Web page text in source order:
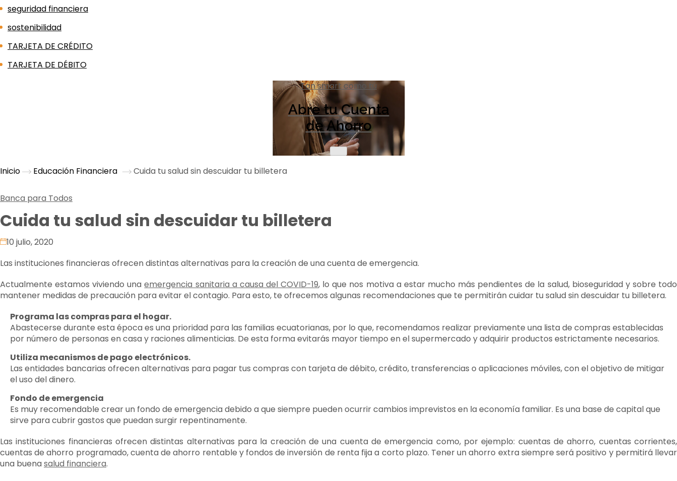
seguridad financiera
sostenibilidad
TARJETA DE CRÉDITO
TARJETA DE DÉBITO
Tan smart como tú
Abre tu Cuenta
de Ahorro
Inicio Educación Financiera Cuida tu salud sin descuidar tu billetera
Banca para Todos
Cuida tu salud sin descuidar tu billetera
10 julio, 2020
Las instituciones financieras ofrecen distintas alternativas para la creación de una cuenta de emergencia.
Actualmente estamos viviendo unaemergencia sanitaria a causa del COVID-19, lo que nos motiva a estar mucho más pendientes de la salud, bioseguridad y sobre todo
mantener medidas de precaución para evitar el contagio. Para esto, te ofrecemos algunas recomendaciones que te permitirán cuidar tu salud sin descuidar tu billetera.
Programa las compras para el hogar.
Abastecerse durante esta época es una prioridad para las familias ecuatorianas, por lo que, recomendamos realizar previamente una lista de compras establecidas
por número de personas en casa y raciones alimenticias. De esta forma evitarás mayor tiempo en el supermercado y adquirir productos estrictamente necesarios.
Utiliza mecanismos de pago electrónicos.
Las entidades bancarias ofrecen alternativas para pagar tus compras con tarjeta de débito, crédito, transferencias o aplicaciones móviles, con el objetivo de mitigar
el uso del dinero.
Fondo de emergencia
Es muy recomendable crear un fondo de emergencia debido a que siempre pueden ocurrir cambios imprevistos en la economía familiar. Es una base de capital que
sirve para cubrir gastos que puedan surgir repentinamente.
Las instituciones financieras ofrecen distintas alternativas para la creación de una cuenta de emergencia como, por ejemplo: cuentas de ahorro, cuentas corrientes,
cuentas de ahorro programado, cuenta de ahorro rentable y fondos de inversión de renta fija a corto plazo. Tener un ahorro extra siempre será positivo y permitirá llevar
una buenasalud financiera.